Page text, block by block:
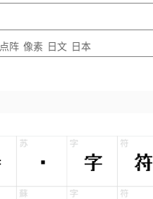
点阵 像素 日文 日本